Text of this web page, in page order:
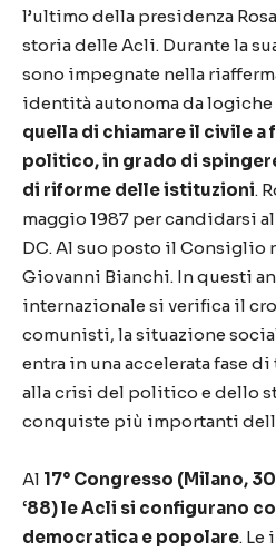
l’ultimo della presidenza
storia delle Acli. Durante la
sono impegnate nella
identità autonoma da
quella di chiamare il civile
politico, in grado di
di riforme delle istituzioni.
maggio 1987 per candidarsi
DC. Al suo posto il Consiglio
Giovanni Bianchi. In questi
internazionale si verifica il
comunisti, la situazione
entra in una accelerata fase
alla crisi del politico e dello
conquiste più importanti
Al 17° Congresso (Milano,
‘88) le Acli si configurano
democratica e popolare. Le